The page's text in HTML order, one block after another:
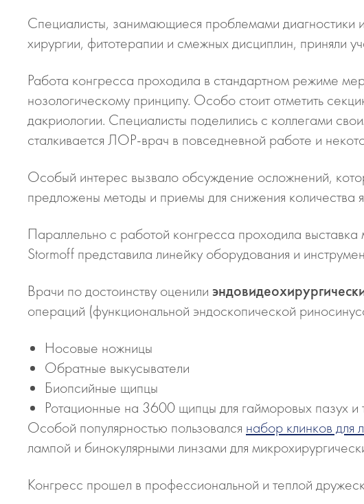
Специалисты, занимающиеся проблемами диагностики
хирургии, фитотерапии и смежных дисциплин, приняли
Работа конгресса проходила в стандартном режиме
нозологическому принципу. Особо стоит отметить
дакриологии. Специалисты поделились с коллегами
сталкивается ЛОР-врач в повседневной работе и
Особый интерес вызвало обсуждение осложнений,
предложены методы и приемы для снижения количества
Параллельно с работой конгресса проходила
Stormoff представила линейку оборудования и
Врачи по достоинству оценили
операций (функциональной эндоскопической
Носовые ножницы
Обратные выкусыватели
Биопсийные щипцы
Ротационные на 3600 щипцы для гайморовых пазух и
Особой популярностью пользовался набор клинков для
лампой и бинокулярными линзами для
Конгресс прошел в профессиональной и теплой